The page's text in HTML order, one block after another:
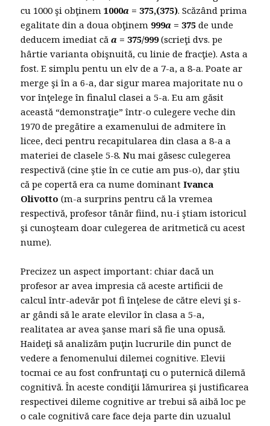
cu 1000 şi obţinem1000a = 375,(375). Scăzând prima
egalitate din a doua obţinem 999a = 375 de unde
deducem imediat căa = 375/999(scrieţi dvs. pe
hârtie varianta obişnuită, cu linie de fracţie). Asta a
fost. E simplu pentu un elv de a 7-a, a 8-a. Poate ar
merge şi în a 6-a, dar sigur marea majoritate nu o
vor înţelege în finalul clasei a 5-a. Eu am găsit
această “demonstraţie” într-o culegere veche din
1970 de pregătire a examenului de admitere în
licee, deci pentru recapitularea din clasa a 8-a a
materiei de clasele 5-8. Nu mai găsesc culegerea
respectivă (cine ştie în ce cutie am pus-o), dar ştiu
că pe copertă era ca nume dominantIvanca
Olivotto (m-a surprins pentru că la vremea
respectivă, profesor tânăr fiind, nu-i ştiam istoricul
şi cunoşteam doar culegerea de aritmetică cu acest
nume).
Precizez un aspect important: chiar dacă un
profesor ar avea impresia că aceste artificii de
calcul într-adevăr pot fi înţelese de către elevi şi s-
ar gândi să le arate elevilor în clasa a 5-a,
realitatea ar avea şanse mari să fie una opusă.
Haideţi să analizăm puţin lucrurile din punct de
vedere a fenomenului dilemei cognitive. Elevii
tocmai ce au fost confruntaţi cu o puternică dilemă
cognitivă. În aceste condiţii lămurirea şi justificarea
respectivei dileme cognitive ar trebui să aibă loc pe
o cale cognitivă care face deja parte din uzualul